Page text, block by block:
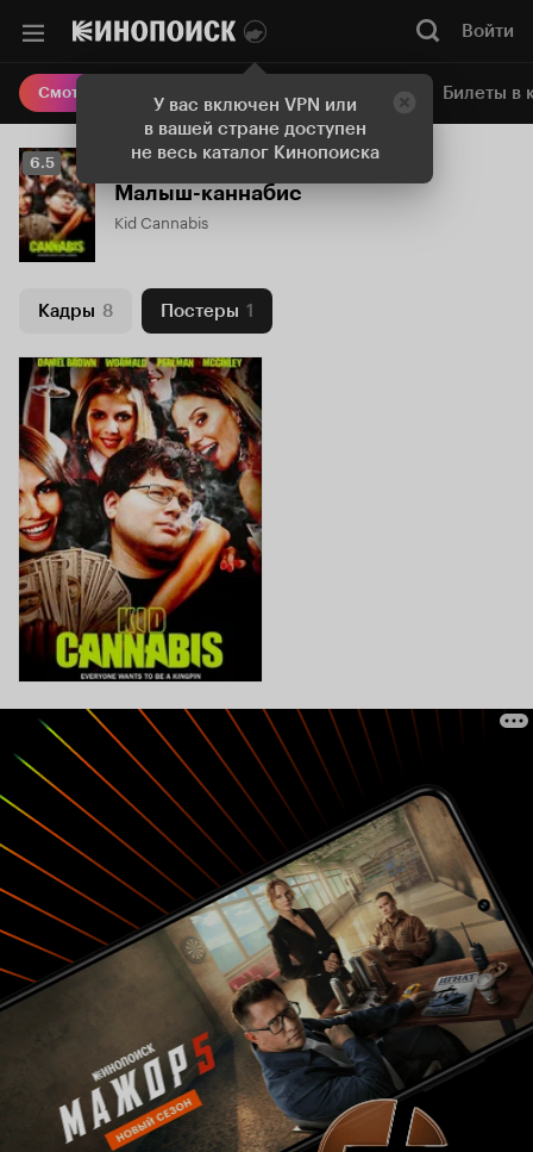
У вас включен VPN или
в вашей стране доступен
не весь каталог Кинопоиска
Войти
Смотреть кино Онлайн-кинотеатр Билеты в
Рейтинг
Кинопоиска
6.5
6.5
Малыш-каннабис
Kid Cannabis
Кадры 8 Постеры 1